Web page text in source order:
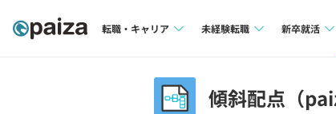
転職・キャリア 未経験転職 新卒就活
本選考
傾斜配点（